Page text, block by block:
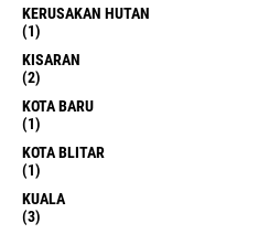
KERUSAKAN HUTAN
(1)
KISARAN
(2)
KOTA BARU
(1)
KOTA BLITAR
(1)
KUALA
(3)